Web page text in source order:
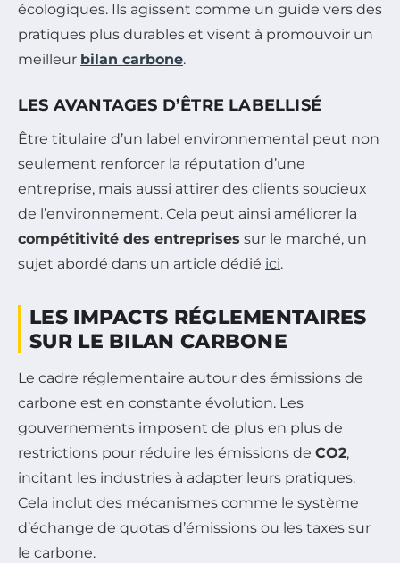
écologiques. Ils agissent comme un guide vers des
pratiques plus durables et visent à promouvoir un
meilleur bilan carbone.
LES AVANTAGES D’ÊTRE LABELLISÉ
Être titulaire d’un label environnemental peut non
seulement renforcer la réputation d’une
entreprise, mais aussi attirer des clients soucieux
de l’environnement. Cela peut ainsi améliorer la
compétitivité des entreprises sur le marché, un
sujet abordé dans un article dédié ici.
LES IMPACTS RÉGLEMENTAIRES
SUR LE BILAN CARBONE
Le cadre réglementaire autour des émissions de
carbone est en constante évolution. Les
gouvernements imposent de plus en plus de
restrictions pour réduire les émissions de CO2,
incitant les industries à adapter leurs pratiques.
Cela inclut des mécanismes comme le système
d’échange de quotas d’émissions ou les taxes sur
le carbone.